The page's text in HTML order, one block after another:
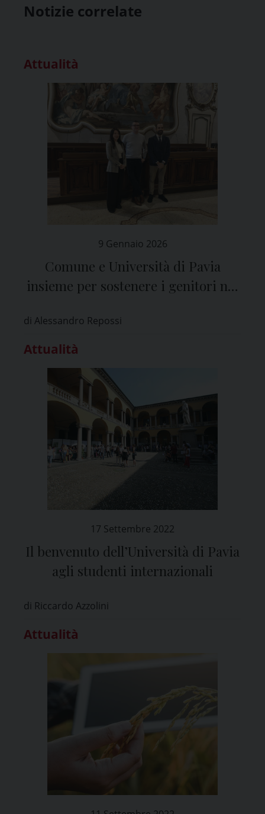
Notizie correlate
Attualità
9 Gennaio 2026
Comune e Università di Pavia
insieme per sostenere i genitori nei
bambino
di Alessandro Repossi
Attualità
17 Settembre 2022
Il benvenuto dell’Università di Pavia
agli studenti internazionali
di Riccardo Azzolini
Attualità